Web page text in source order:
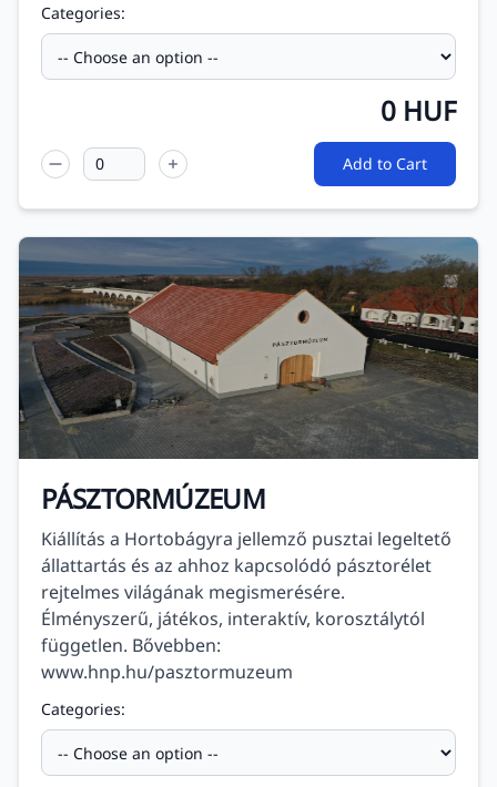
Categories:
0 HUF
Add to Cart
PÁSZTORMÚZEUM
Kiállítás a Hortobágyra jellemző pusztai legeltető
állattartás és az ahhoz kapcsolódó pásztorélet
rejtelmes világának megismerésére.
Élményszerű, játékos, interaktív, korosztálytól
független. Bővebben:
www.hnp.hu/pasztormuzeum
Categories: